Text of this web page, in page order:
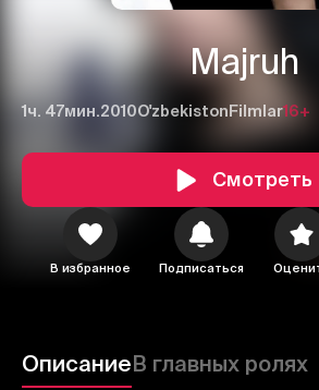
Majruh
1ч. 47мин.2010O'zbekiston Filmlar16+
Смотреть
В избранное Подписаться
ОписаниеВ главных ролях
1